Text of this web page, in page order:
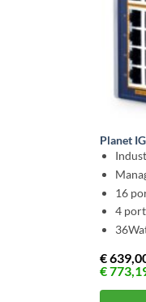
Planet
16
4 port
€
€